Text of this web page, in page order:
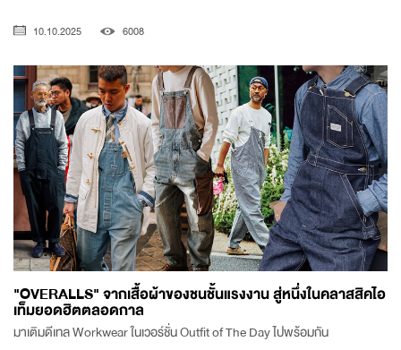
10.10.2025 6008
"OVERALLS" จากเสื้อผ้าของชนชั้นแรงงาน สู่หนึ่งในคลาสสิคไอ
เท็มยอดฮิตตลอดกาล
มาเติมดีเทล Workwear ในเวอร์ชั่น Outfit of The Day ไปพร้อมกัน